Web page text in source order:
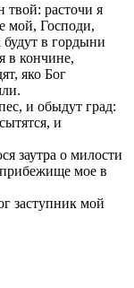
твой: расточи я
мой, Господи,
будут в гордыни
в кончине,
яко Бог
и обыдут град:
и
заутра о милости
мое в
заступник мой